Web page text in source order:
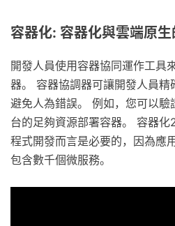
容器化: 容器化與雲端原
開發人員使用容器協同運作工具
器。 容器協調器可讓開發人員精
避免人為錯誤。 例如，您可以
台的足夠資源部署容器。 容器
程式開發而言是必要的，因為應
包含數千個微服務。